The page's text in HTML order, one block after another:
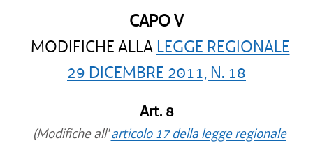
CAPO V
MODIFICHE ALLA LEGGE REGIONALE
29 DICEMBRE 2011, N. 18
Art. 8
(Modifiche all'articolo 17 della legge regionale